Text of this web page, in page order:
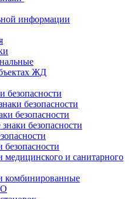
информации
ЖД
безопасности
безопасности
безопасности
безопасности
безопасности
медицинского и санитарного
комбинированные